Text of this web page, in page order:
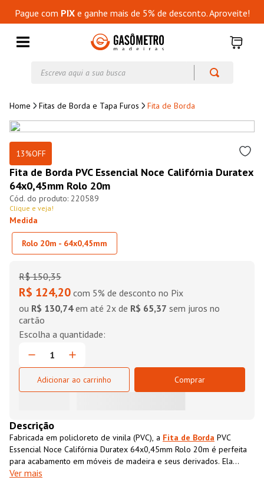
Pague com PIXe ganhe mais de 5% de desconto. Aproveite!
Fitas de Borda e Tapa Furos Fita de Borda
13%OFF
Fita de Borda PVC Essencial Noce Califórnia Duratex
64x0,45mm Rolo 20m
220589
Clique e veja!
Medida
Rolo 20m - 64x0,45mm
R$ 150,35
R$ 124,20 com 5% de desconto no Pix
ou R$ 130,74 em até 2x de R$ 65,37 sem juros no
cartão
Adicionar ao carrinho Comprar
Descrição
Fabricada em policloreto de vinila (PVC), a Fita de Borda PVC
Essencial Noce Califórnia Duratex 64x0,45mm Rolo 20m é perfeita
para acabamento em móveis de madeira e seus derivados. Ela
possui textura impressa semelhante ao MDF, que além de conferir
Ver mais